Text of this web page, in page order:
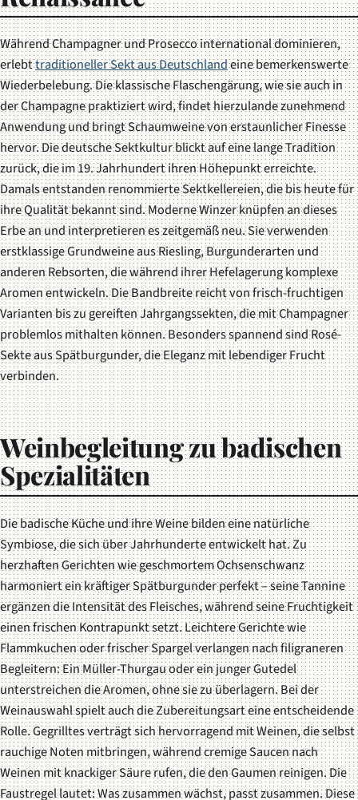
Während Champagner und Prosecco international dominieren,
erlebttraditioneller Sekt aus Deutschlandeine bemerkenswerte
Wiederbelebung. Die klassische Flaschengärung, wie sie auch in
der Champagne praktiziert wird, findet hierzulande zunehmend
Anwendung und bringt Schaumweine von erstaunlicher Finesse
hervor. Die deutsche Sektkultur blickt auf eine lange Tradition
zurück, die im 19. Jahrhundert ihren Höhepunkt erreichte.
Damals entstanden renommierte Sektkellereien, die bis heute für
ihre Qualität bekannt sind. Moderne Winzer knüpfen an dieses
Erbe an und interpretieren es zeitgemäß neu. Sie verwenden
erstklassige Grundweine aus Riesling, Burgunderarten und
anderen Rebsorten, die während ihrer Hefelagerung komplexe
Aromen entwickeln. Die Bandbreite reicht von frisch-fruchtigen
Varianten bis zu gereiften Jahrgangssekten, die mit Champagner
problemlos mithalten können. Besonders spannend sind Rosé-
Sekte aus Spätburgunder, die Eleganz mit lebendiger Frucht
verbinden.
Weinbegleitung zu badischen
Spezialitäten
Die badische Küche und ihre Weine bilden eine natürliche
Symbiose, die sich über Jahrhunderte entwickelt hat. Zu
herzhaften Gerichten wie geschmortem Ochsenschwanz
harmoniert ein kräftiger Spätburgunder perfekt – seine Tannine
ergänzen die Intensität des Fleisches, während seine Fruchtigkeit
einen frischen Kontrapunkt setzt. Leichtere Gerichte wie
Flammkuchen oder frischer Spargel verlangen nach filigraneren
Begleitern: Ein Müller-Thurgau oder ein junger Gutedel
unterstreichen die Aromen, ohne sie zu überlagern. Bei der
Weinauswahl spielt auch die Zubereitungsart eine entscheidende
Rolle. Gegrilltes verträgt sich hervorragend mit Weinen, die selbst
rauchige Noten mitbringen, während cremige Saucen nach
Weinen mit knackiger Säure rufen, die den Gaumen reinigen. Die
Faustregel lautet: Was zusammen wächst, passt zusammen. Diese